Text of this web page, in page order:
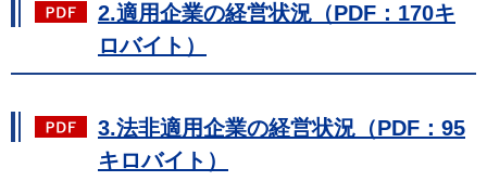
2.適用企業の経営状況（PDF：170キ
ロバイト）
3.法非適用企業の経営状況（PDF：95
キロバイト）